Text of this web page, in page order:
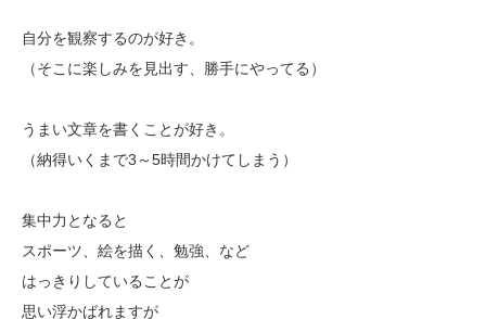
自分を観察するのが好き。
（そこに楽しみを見出す、勝手にやってる）
うまい文章を書くことが好き。
（納得いくまで3～5時間かけてしまう）
集中力となると
スポーツ、絵を描く、勉強、など
はっきりしていることが
思い浮かばれますが